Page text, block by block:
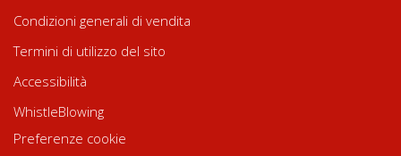
Condizioni generali di vendita
Termini di utilizzo del sito
Accessibilità
WhistleBlowing
Preferenze cookie